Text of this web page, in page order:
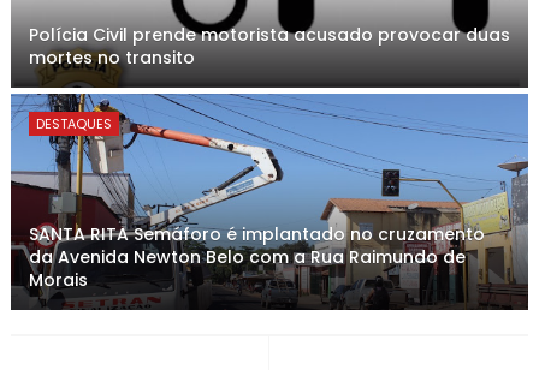
Polícia Civil prende motorista acusado provocar duas
mortes no transito
DESTAQUES
SANTA RITA Semáforo é implantado no cruzamento
da Avenida Newton Belo com a Rua Raimundo de
Morais